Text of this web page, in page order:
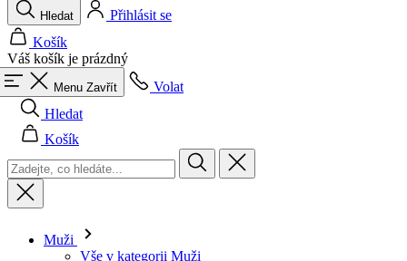
Menu Zavřít
Volat
Hledat
Košík
Muži
Vše v kategorii Muži
Dresy dlouhý rukáv